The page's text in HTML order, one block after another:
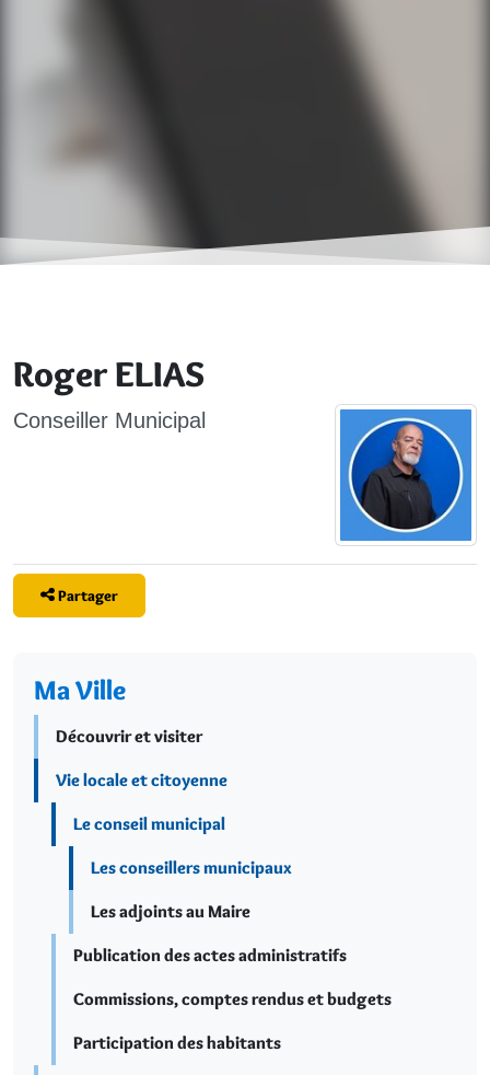
Roger ELIAS
Conseiller Municipal
Partager
Ma Ville
Découvrir et visiter
Vie locale et citoyenne
Le conseil municipal
Les conseillers municipaux
Les adjoints au Maire
Publication des actes administratifs
Commissions, comptes rendus et budgets
Participation des habitants